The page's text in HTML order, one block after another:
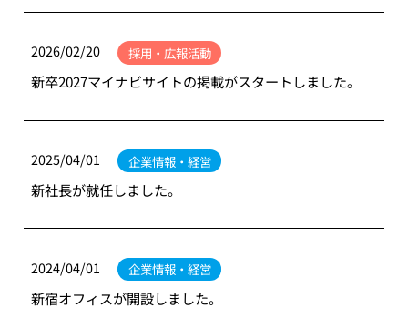
2026/02/20 採用・広報活動
新卒2027マイナビサイトの掲載がスタートしました。
2025/04/01 企業情報・経営
新社長が就任しました。
2024/04/01 企業情報・経営
新宿オフィスが開設しました。